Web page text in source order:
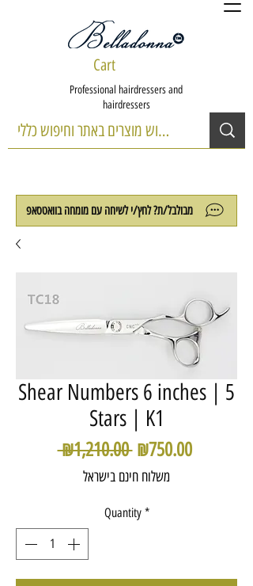
Cart
Professional hairdressers and
hairdressers
מבולבל/ת? לחץ/י לשיחה עם מומחה בוואטסאפ
Shear Numbers 6 inches | 5
Stars | K1
₪1,210.00 Regular
Price
₪750.00Sale
משלוח חינם בישראל
Quantity *